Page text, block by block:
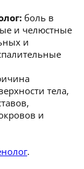
боль в
и челюстные
и
тела,
и
.